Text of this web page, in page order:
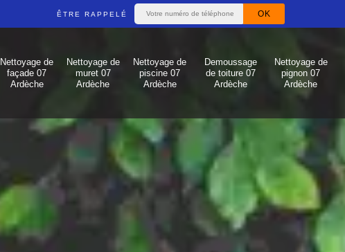
ÊTRE RAPPELÉ
Nettoyage de
façade 07
Ardèche
Nettoyage de
muret 07
Ardèche
Nettoyage de
piscine 07
Ardèche
Demoussage
de toiture 07
Ardèche
Nettoyage de
pignon 07
Ardèche